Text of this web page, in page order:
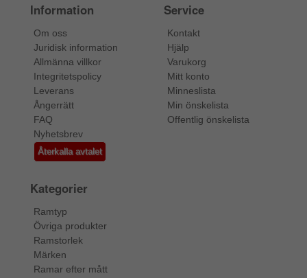
Information
Om oss
Juridisk information
Allmänna villkor
Integritetspolicy
Leverans
Ångerrätt
FAQ
Nyhetsbrev
Återkalla avtalet
Service
Kontakt
Hjälp
Varukorg
Mitt konto
Minneslista
Min önskelista
Offentlig önskelista
Kategorier
Ramtyp
Övriga produkter
Ramstorlek
Märken
Ramar efter mått